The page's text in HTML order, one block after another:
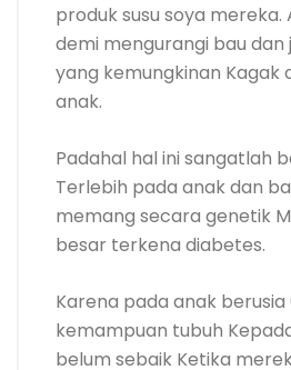
produk susu soya mereka.
demi mengurangi bau dan
yang kemungkinan Kagak
anak.
Padahal hal ini sangatlah
Terlebih pada anak dan
memang secara genetik
besar terkena diabetes.
Karena pada anak
kemampuan tubuh
belum sebaik Ketika